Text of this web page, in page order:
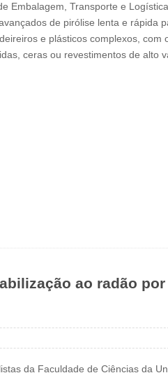
Embalagem, Transporte e
de pirólise lenta e rápida
e plásticos complexos, com
ceras ou revestimentos de alto
ao radão
da Faculdade de Ciências da